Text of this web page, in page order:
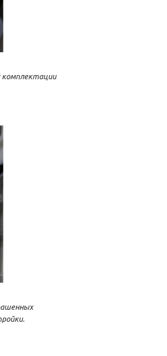
комплектации